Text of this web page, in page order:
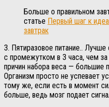
Больше о правильном
статье Первый шаг к
завтрак
3. Пятиразовое питание..
с промежутком в 3 часа, чем
причин набора веса —
Организм просто не успевает
тому же, если есть в момент
больше, ведь мозг подает